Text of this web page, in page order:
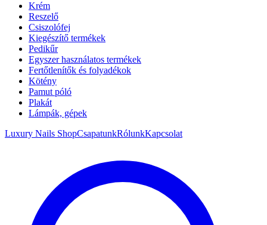
Krém
Reszelő
Csiszolófej
Kiegészítő termékek
Pedikűr
Egyszer használatos termékek
Fertőtlenítők és folyadékok
Kötény
Pamut póló
Plakát
Lámpák, gépek
Luxury Nails ShopCsapatunkRólunkKapcsolat